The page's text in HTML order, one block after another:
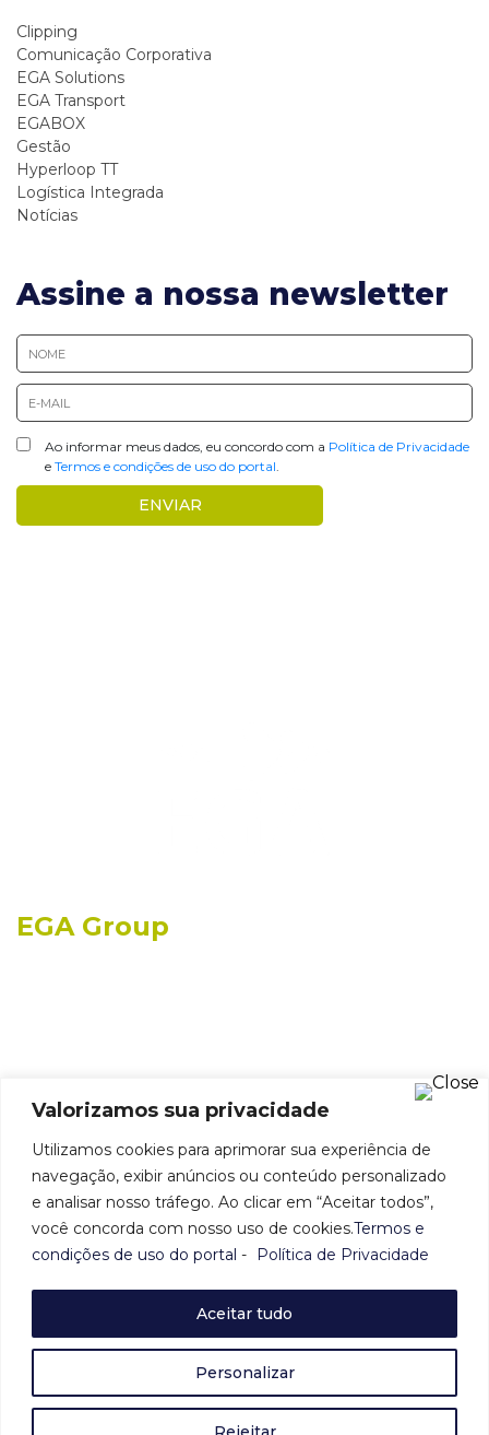
Valorizamos sua privacidade
Utilizamos cookies para aprimorar sua experiência de
navegação, exibir anúncios ou conteúdo personalizado
e analisar nosso tráfego. Ao clicar em “Aceitar todos”,
você concorda com nosso uso de cookies.Termos e
condições de uso do portal - Política de Privacidade
Personalizar
Aceitar tudo
Clipping
Comunicação Corporativa
EGA Solutions
EGA Transport
EGABOX
Gestão
Hyperloop TT
Logística Integrada
Notícias
Assine a nossa newsletter
Ao informar meus dados, eu concordo com a Política de Privacidade
e Termos e condições de uso do portal.
EGA Group
Fale conosco
Pça Gen. Gentil falcão, 108 - 14º andar - São
Paulo - SP
(11) 3028-1499
relacionamento@egasolutions.com.br